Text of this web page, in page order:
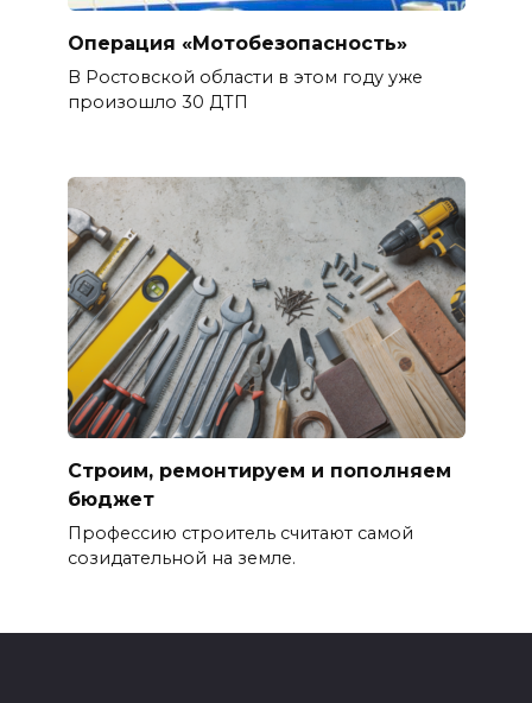
Операция «Мотобезопасность»
В Ростовской области в этом году уже
произошло 30 ДТП
Строим, ремонтируем и пополняем
бюджет
Профессию строитель считают самой
созидательной на земле.